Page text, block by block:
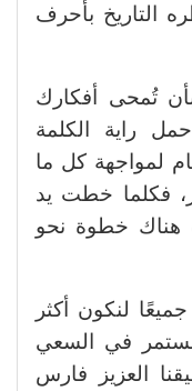
التاريخ بأحرف
تُمحى أفكارك
راية الكلمة
لمواجهة كل ما
فكلما خطت يد
هناك خطوة نحو
لنكون أكثر
في السعي
العزيز فارس